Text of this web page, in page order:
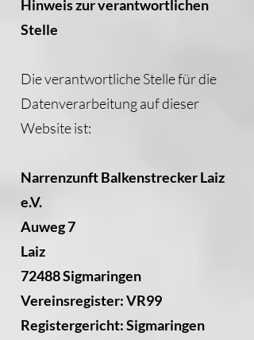
Hinweis zur verantwortlichen
Stelle
Die verantwortliche Stelle für die
Datenverarbeitung auf dieser
Website ist:
Narrenzunft Balkenstrecker Laiz
e.V.
Auweg 7
Laiz
72488 Sigmaringen
Vereinsregister: VR99
Registergericht: Sigmaringen